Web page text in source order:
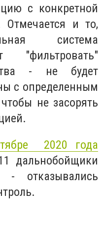
с конкретной
Отмечается и то,
система
"фильтровать"
- не будет
с определенным
не засорять
2020 года
дальнобойщики
- отказывались